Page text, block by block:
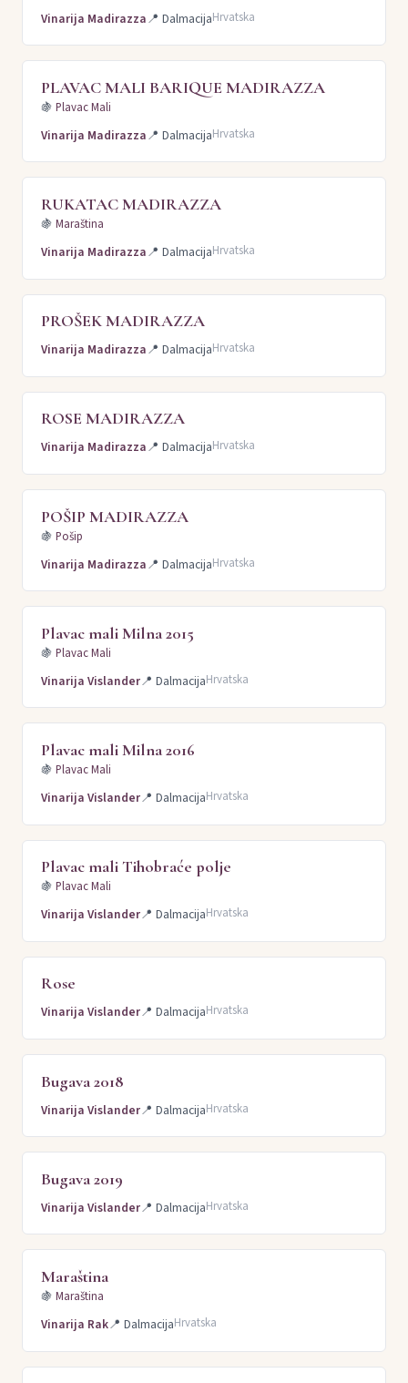
Vinarija Madirazza📍 DalmacijaHrvatska
PLAVAC MALI BARIQUE MADIRAZZA
🍇 Plavac Mali
Vinarija Madirazza📍 DalmacijaHrvatska
RUKATAC MADIRAZZA
🍇 Maraština
Vinarija Madirazza📍 DalmacijaHrvatska
PROŠEK MADIRAZZA
Vinarija Madirazza📍 DalmacijaHrvatska
ROSE MADIRAZZA
Vinarija Madirazza📍 DalmacijaHrvatska
POŠIP MADIRAZZA
🍇 Pošip
Vinarija Madirazza📍 DalmacijaHrvatska
Plavac mali Milna 2015
🍇 Plavac Mali
Vinarija Vislander📍 DalmacijaHrvatska
Plavac mali Milna 2016
🍇 Plavac Mali
Vinarija Vislander📍 DalmacijaHrvatska
Plavac mali Tihobraće polje
🍇 Plavac Mali
Vinarija Vislander📍 DalmacijaHrvatska
Rose
Vinarija Vislander📍 DalmacijaHrvatska
Bugava 2018
Vinarija Vislander📍 DalmacijaHrvatska
Bugava 2019
Vinarija Vislander📍 DalmacijaHrvatska
Maraština
🍇 Maraština
Vinarija Rak📍 DalmacijaHrvatska